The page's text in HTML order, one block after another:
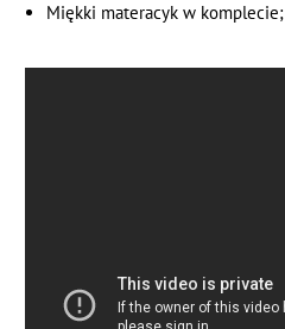
Miękki materacyk w komplecie;